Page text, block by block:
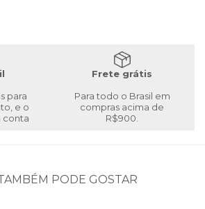
para
e o
conta
Frete grátis
Para todo o Brasil em
compras acima de
R$900.
PODE GOSTAR